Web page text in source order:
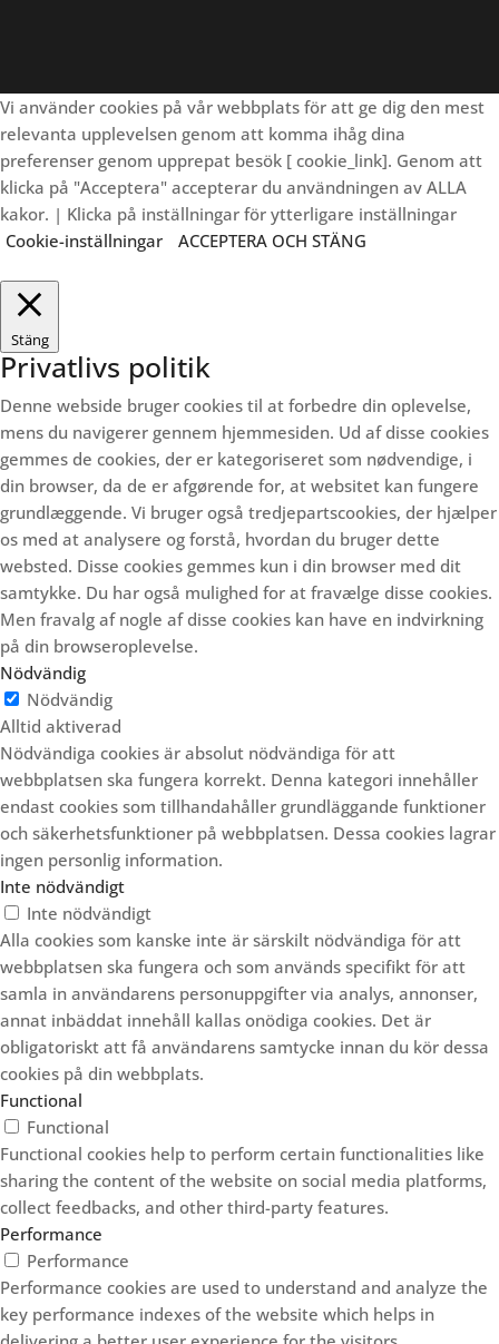
Vi använder cookies på vår webbplats för att ge dig den mest
relevanta upplevelsen genom att komma ihåg dina
preferenser genom upprepat besök [ cookie_link]. Genom att
klicka på "Acceptera" accepterar du användningen av ALLA
kakor. | Klicka på inställningar för ytterligare inställningar
Cookie-inställningar
ACCEPTERA OCH STÄNG
Stäng
Privatlivs politik
Denne webside bruger cookies til at forbedre din oplevelse,
mens du navigerer gennem hjemmesiden. Ud af disse cookies
gemmes de cookies, der er kategoriseret som nødvendige, i
din browser, da de er afgørende for, at websitet kan fungere
grundlæggende. Vi bruger også tredjepartscookies, der hjælper
os med at analysere og forstå, hvordan du bruger dette
websted. Disse cookies gemmes kun i din browser med dit
samtykke. Du har også mulighed for at fravælge disse cookies.
Men fravalg af nogle af disse cookies kan have en indvirkning
på din browseroplevelse.
Nödvändig
Nödvändig
Alltid aktiverad
Nödvändiga cookies är absolut nödvändiga för att
webbplatsen ska fungera korrekt. Denna kategori innehåller
endast cookies som tillhandahåller grundläggande funktioner
och säkerhetsfunktioner på webbplatsen. Dessa cookies lagrar
ingen personlig information.
Inte nödvändigt
Inte nödvändigt
Alla cookies som kanske inte är särskilt nödvändiga för att
webbplatsen ska fungera och som används specifikt för att
samla in användarens personuppgifter via analys, annonser,
annat inbäddat innehåll kallas onödiga cookies. Det är
obligatoriskt att få användarens samtycke innan du kör dessa
cookies på din webbplats.
Functional
Functional
Functional cookies help to perform certain functionalities like
sharing the content of the website on social media platforms,
collect feedbacks, and other third-party features.
Performance
Performance
Performance cookies are used to understand and analyze the
key performance indexes of the website which helps in